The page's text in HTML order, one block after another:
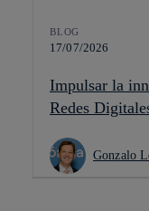
BLOG
17/07/2026
Impulsar la
Redes
Gonzalo